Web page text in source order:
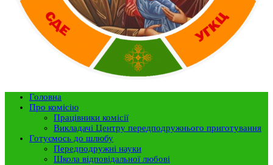
Головна
Про комісію
Працівники комісії
Викладачі Центру передподружнього приготування
Готуємось до шлюбу
Передподружні науки
Школа відповідальної любові